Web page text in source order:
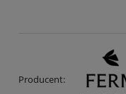
Producent: